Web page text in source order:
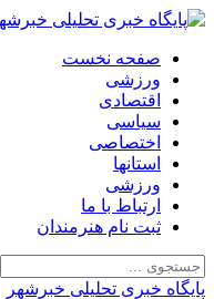
صفحه نخست
ورزشی
اقتصادی
سیاسی
اختصاصی
استانها
ورزشی
ارتباط با ما
ثبت نام هنرمندان
پایگاه خبری تحلیلی خبرشهر